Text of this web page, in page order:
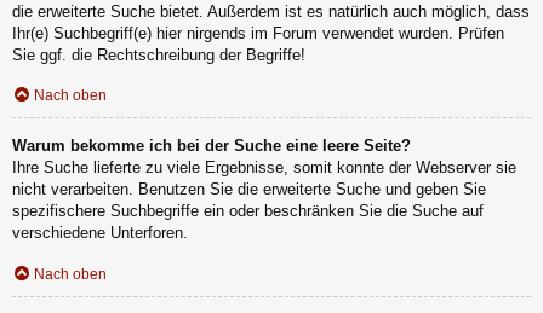
die erweiterte Suche bietet. Außerdem ist es natürlich auch möglich, dass
Ihr(e) Suchbegriff(e) hier nirgends im Forum verwendet wurden. Prüfen
Sie ggf. die Rechtschreibung der Begriffe!
Nach oben
Warum bekomme ich bei der Suche eine leere Seite?
Ihre Suche lieferte zu viele Ergebnisse, somit konnte der Webserver sie
nicht verarbeiten. Benutzen Sie die erweiterte Suche und geben Sie
spezifischere Suchbegriffe ein oder beschränken Sie die Suche auf
verschiedene Unterforen.
Nach oben